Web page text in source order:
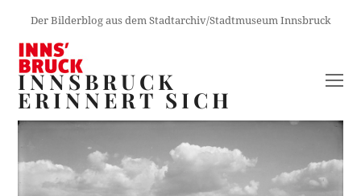
Der Bilderblog aus dem Stadtarchiv/Stadtmuseum Innsbruck
INNSBRUCK
ERINNERT SICH